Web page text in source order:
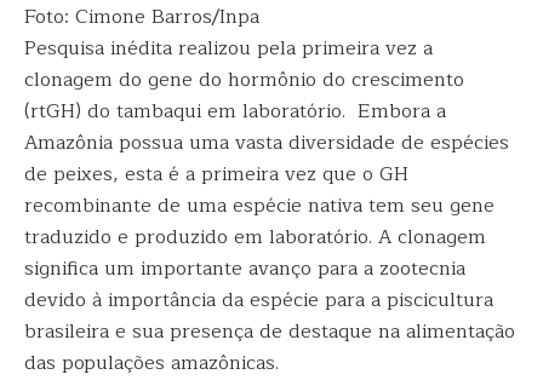
Foto: Cimone Barros/Inpa
Pesquisa inédita realizou pela primeira vez a
clonagem do gene do hormônio do crescimento
(rtGH) do tambaqui em laboratório. Embora a
Amazônia possua uma vasta diversidade de espécies
de peixes, esta é a primeira vez que o GH
recombinante de uma espécie nativa tem seu gene
traduzido e produzido em laboratório. A clonagem
significa um importante avanço para a zootecnia
devido à importância da espécie para a piscicultura
brasileira e sua presença de destaque na alimentação
das populações amazônicas.